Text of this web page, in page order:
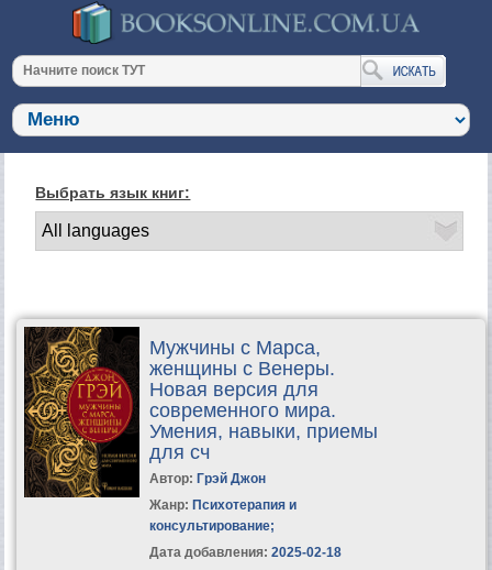
Выбрать язык книг:
Мужчины с Марса,
женщины с Венеры.
Новая версия для
современного мира.
Умения, навыки, приемы
для сч
Автор: Грэй Джон
Жанр: Психотерапия и
консультирование;
Дата добавления: 2025-02-18